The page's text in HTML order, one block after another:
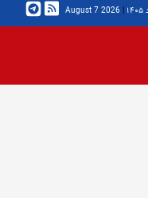
|
2026 August 7